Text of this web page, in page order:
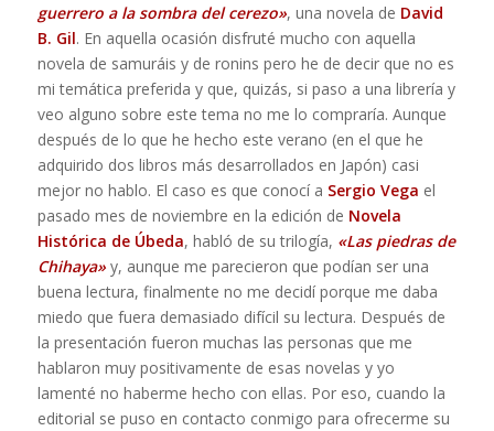
guerrero a la sombra del cerezo», una novela de David
B. Gil. En aquella ocasión disfruté mucho con aquella
novela de samuráis y de ronins pero he de decir que no es
mi temática preferida y que, quizás, si paso a una librería y
veo alguno sobre este tema no me lo compraría. Aunque
después de lo que he hecho este verano (en el que he
adquirido dos libros más desarrollados en Japón) casi
mejor no hablo. El caso es que conocí a Sergio Vega el
pasado mes de noviembre en la edición de Novela
Histórica de Úbeda, habló de su trilogía, «Las piedras de
Chihaya»y, aunque me parecieron que podían ser una
buena lectura, finalmente no me decidí porque me daba
miedo que fuera demasiado difícil su lectura. Después de
la presentación fueron muchas las personas que me
hablaron muy positivamente de esas novelas y yo
lamenté no haberme hecho con ellas. Por eso, cuando la
editorial se puso en contacto conmigo para ofrecerme su